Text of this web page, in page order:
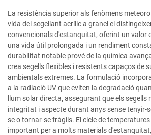
La resistència superior als fenòmens
vida del segellant acrílic a granel el
convencionals d'estanquitat, oferint un valor
una vida útil prolongada i un rendiment
durabilitat notable prové de la química
crea segells flexibles i resistents capaços de
ambientals extremes. La formulació
a la radiació UV que eviten la degradació
llum solar directa, assegurant que els segells
integritat i aspecte durant anys sense tenyir-
se o tornar-se fràgils. El cicle de
important per a molts materials